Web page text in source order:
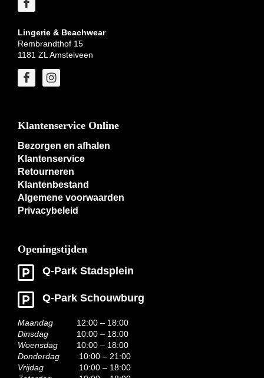
Lingerie & Beachwear
Rembrandthof 15
1181 ZL Amstelveen
Klantenservice Online
Bezorgen en afhalen
Klantenservice
Retourneren
Klantenbestand
Algemene voorwaarden
Privacybeleid
Openingstijden
Q-Park Stadsplein
Q-Park Schouwburg
Maandag
12:00 – 18:00
Dinsdag
10:00 – 18:00
Woensdag
10:00 – 18:00
Donderdag
10:00 – 21:00
Vrijdag
10:00 – 18:00